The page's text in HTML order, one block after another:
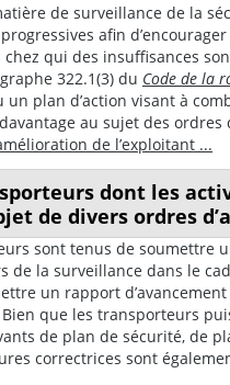
de surveillance de la
afin
qui des insuffisances
322.1(3) du Code de la
un plan d’action visant à
au sujet des ordres
de l’exploitant ...
dont les
de divers ordres
sont tenus de soumettre
de la surveillance dans le
un rapport
Bien que les transporteurs
de plan de sécurité, de
correctrices sont